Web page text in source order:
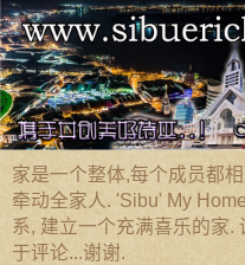
家是一个整体,每个成员都
牵动全家人. 'Sibu' My
系, 建立一个充满喜乐的家.
于评论...谢谢.